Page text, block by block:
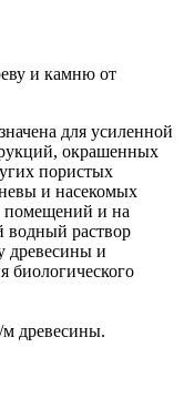
и камню от
для усиленной
окрашенных
пористых
и насекомых
помещений и на
водный раствор
древесины и
биологического
м древесины.